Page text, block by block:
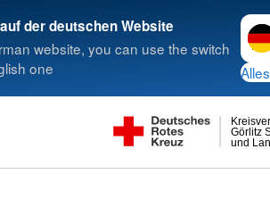
der deutschen Website
website, you can use the switch
one
und
Görlitz